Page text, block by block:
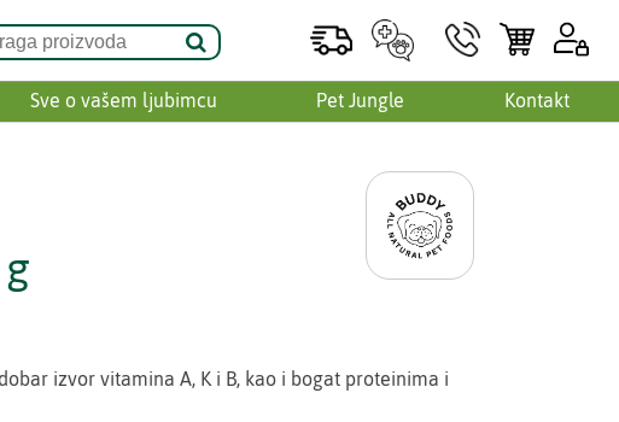
Sve o vašem ljubimcu Pet Jungle Kontakt
izvor vitamina A, K i B, kao i bogat proteinima i